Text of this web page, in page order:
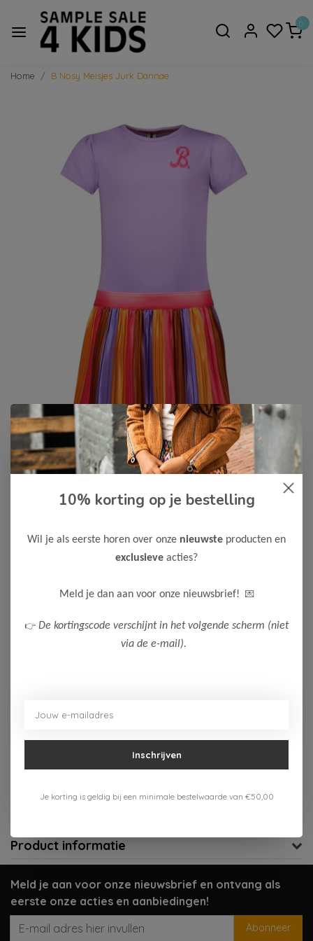
0
Home B Nosy Meisjes Jurk Dannae
B.Nosy -50%
20,00 39,99
Maak een keuze:
Niet op voorraad
Aan verlanglijst toevoegen
Gratis verzenden vanaf 75,-
Verzenden 1-3 werkdagen
Product informatie
Meld je aan voor onze nieuwsbrief en ontvang als
eerste onze acties en aanbiedingen!
Abonneer
10% korting op je bestelling
Wil je als eerste horen over onze nieuwste producten en
exclusieve acties?
Meld je dan aan voor onze nieuwsbrief! 💌
👉 De kortingscode verschijnt in het volgende scherm (niet
via de e-mail).
Inschrijven
Je korting is geldig bij een minimale bestelwaarde van €50,00